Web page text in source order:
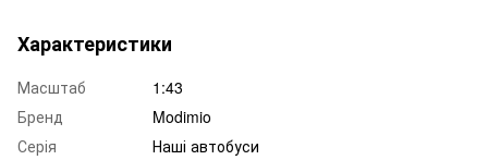
Характеристики
Масштаб
1:43
Бренд
Modimio
Серія
Наші автобуси